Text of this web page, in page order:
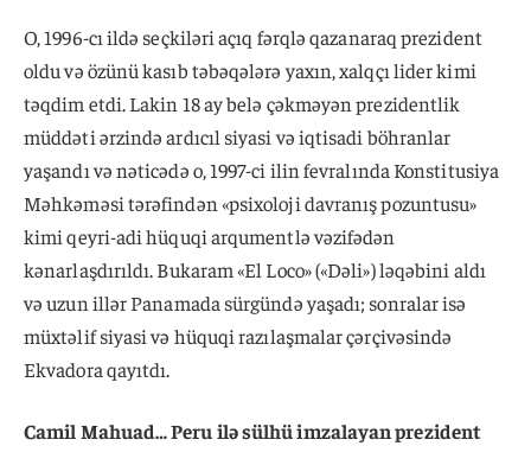
O, 1996-cı ildə seçkiləri açıq fərqlə qazanaraq prezident
oldu və özünü kasıb təbəqələrə yaxın, xalqçı lider kimi
təqdim etdi. Lakin 18 ay belə çəkməyən prezidentlik
müddəti ərzində ardıcıl siyasi və iqtisadi böhranlar
yaşandı və nəticədə o, 1997-ci ilin fevralında Konstitusiya
Məhkəməsi tərəfindən «psixoloji davranış pozuntusu»
kimi qeyri-adi hüquqi arqumentlə vəzifədən
kənarlaşdırıldı. Bukaram «El Loco» («Dəli») ləqəbini aldı
və uzun illər Panamada sürgündə yaşadı; sonralar isə
müxtəlif siyasi və hüquqi razılaşmalar çərçivəsində
Ekvadora qayıtdı.
Camil Mahuad… Peru ilə sülhü imzalayan prezident